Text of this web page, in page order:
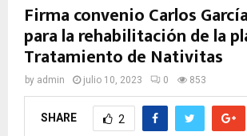
Firma convenio Carlos
para la rehabilitación de la
Tratamiento de Nativitas
by admin julio 10, 2023 0 853
SHARE 2